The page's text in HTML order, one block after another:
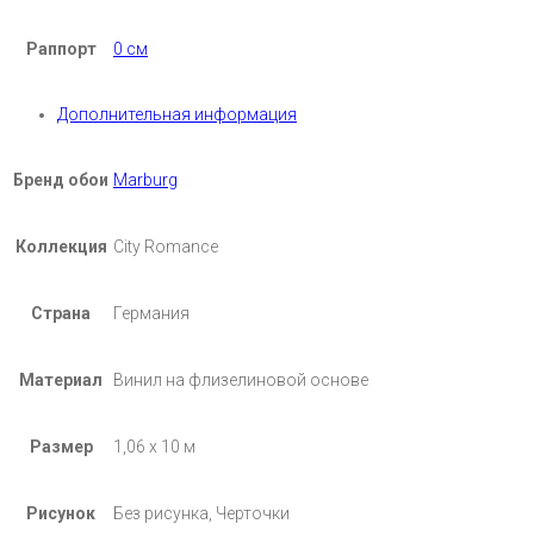
Раппорт 0 см
Дополнительная информация
Бренд обои Marburg
Коллекция City Romance
Страна Германия
Материал Винил на флизелиновой основе
Размер 1,06 х 10 м
Рисунок Без рисунка, Черточки